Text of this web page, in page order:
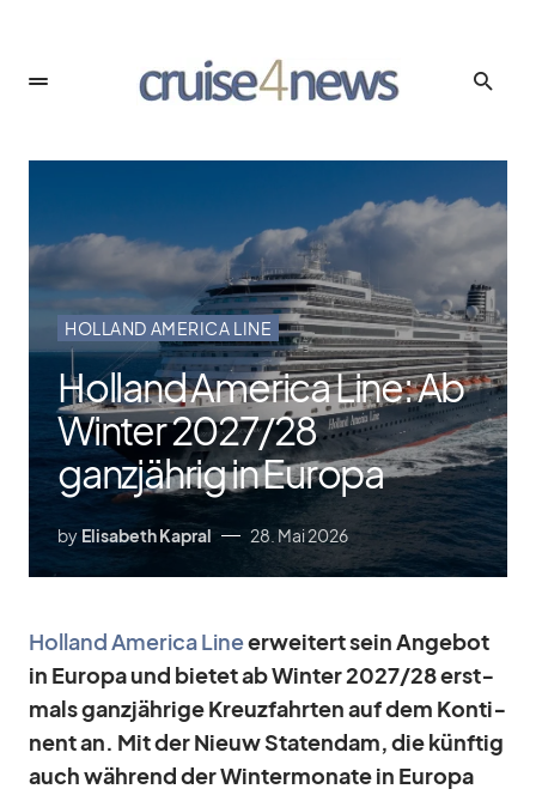
HOLLAND AMERICA LINE
Holland America Line: Ab
Winter 2027/​28
ganzjährig in Europa
by Elisabeth Kapral 28. Mai 2026
Hol­land Ame­rica Lineer­wei­tert sein An­ge­bot
in Eu­ropa und bie­tet ab Win­ter 2027/​28 erst­
mals ganz­jäh­rige Kreuz­fahr­ten auf dem Kon­ti­
nent an. Mit der Nieuw Sta­ten­dam, die künf­tig
auch wäh­rend der Win­ter­mo­nate in Eu­ropa